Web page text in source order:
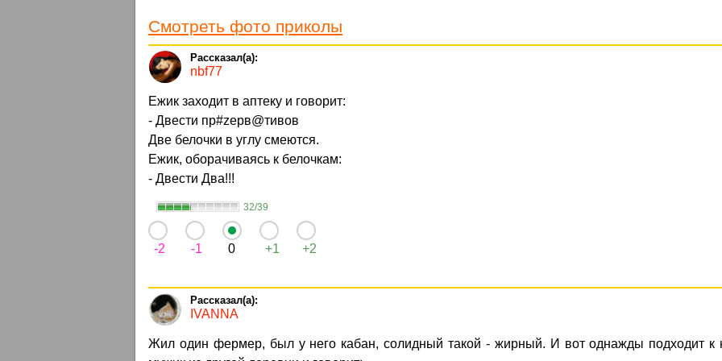
Смотреть фото приколы
nbf77
Ежик заходит в аптеку и говорит:
- Двести пp#zeрв@тивов
Две белочки в углу смеются.
Ежик, оборачиваясь к белочкам:
- Двести Два!!!
32/39
-2 -1 0 +1 +2
IVANNA
Жил один фермер, был у него кабан, солидный такой - жирный. И вот однажды подходит к